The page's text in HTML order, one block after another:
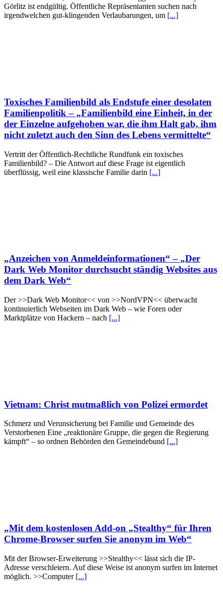
Görlitz ist endgültig. Öffentliche Repräsentanten suchen nach
irgendwelchen gut-klingenden Verlaubarungen, um [...]
Toxisches Familienbild als Endstufe einer desolaten
Familienpolitik – „Familienbild eine Einheit, in der
der Einzelne aufgehoben war, die ihm Halt gab, ihm
nicht zuletzt auch den Sinn des Lebens vermittelte“
Vertritt der Öffentlich-Rechtliche Rundfunk ein toxisches
Familienbild? – Die Antwort auf diese Frage ist eigentlich
überflüssig, weil eine klassische Familie darin [...]
„Anzeichen von Anmeldeinformationen“ – „Der
Dark Web Monitor durchsucht ständig Websites aus
dem Dark Web“
Der >>Dark Web Monitor<< von >>NordVPN<< überwacht
kontinuierlich Webseiten im Dark Web – wie Foren oder
Marktplätze von Hackern – nach [...]
Vietnam: Christ mutmaßlich von Polizei ermordet
Schmerz und Verunsicherung bei Familie und Gemeinde des
Verstorbenen Eine „reaktionäre Gruppe, die gegen die Regierung
kämpft“ – so ordnen Behörden den Gemeindebund [...]
„Mit dem kostenlosen Add-on „Stealthy“ für Ihren
Chrome-Browser surfen Sie anonym im Web“
Mit der Browser-Erweiterung >>Stealthy<< lässt sich die IP-
Adresse verschleiern. Auf diese Weise ist anonym surfen im Internet
möglich. >>Computer [...]